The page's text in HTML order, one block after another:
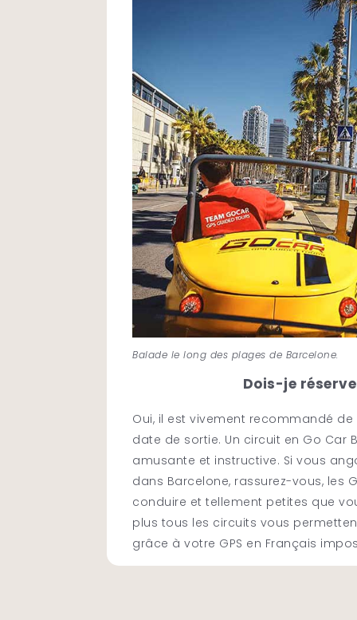
Tour
Avec ce circuit de trois heures, vous
parcours :
Sagrada Família–Parc Güell–
Barcelone et le Stade Camp Nou–
– 9 Plages – Port Olimpic.
Balade le long des plages de Barcelone.
Dois-je
Oui, il est vivement recommandé
date de sortie. Un circuit en Go Car
amusante et instructive. Si vous
dans Barcelone, rassurez-vous, les
conduire et tellement petites que
plus tous les circuits vous
grâce à votre GPS en Français